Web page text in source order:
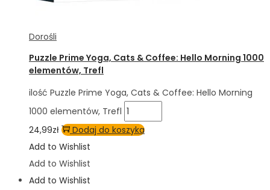
Dorośli
Puzzle Prime Yoga, Cats & Coffee: Hello Morning 1000
elementów, Trefl
ilość Puzzle Prime Yoga, Cats & Coffee: Hello Morning
1000 elementów, Trefl
24,99zł
Dodaj do koszyka
Add to Wishlist
Add to Wishlist
Add to Wishlist